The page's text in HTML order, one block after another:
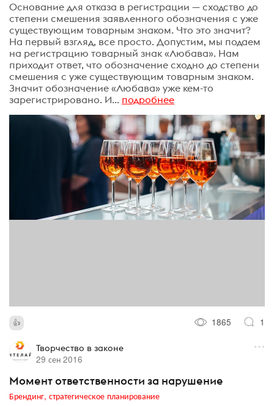
Основание для отказа в регистрации — сходство до
степени смешения заявленного обозначения с уже
существующим товарным знаком. Что это значит?
На первый взгляд, все просто. Допустим, мы подаем
на регистрацию товарный знак «Любава». Нам
приходит ответ, что обозначение сходно до степени
смешения с уже существующим товарным знаком.
Значит обозначение «Любава» уже кем-то
зарегистрировано. И... подробнее
1865 1
Творчество в законе
29 сен 2016
Момент ответственности за нарушение
Брендинг, стратегическое планирование